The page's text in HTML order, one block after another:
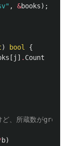
, &books);
) bool
{
[ j ] . Count
、所蔵数が
b)